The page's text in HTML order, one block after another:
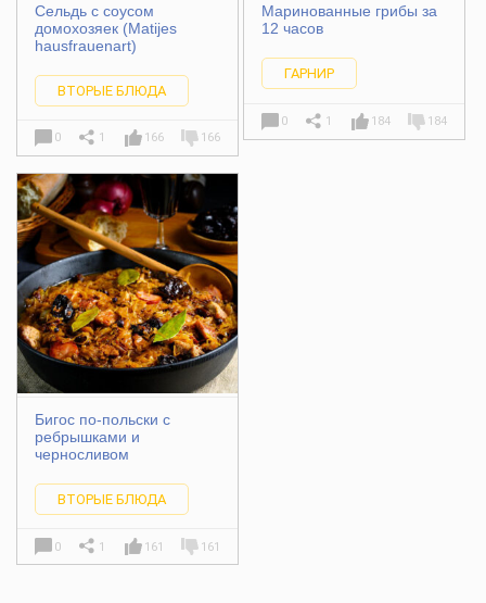
Сельдь с соусом
домохозяек (Matijes
hausfrauenart)
ВТОРЫЕ БЛЮДА
0 1 166 166
Маринованные грибы за
12 часов
ГАРНИР
0 1 184 184
Бигос по-польски с
ребрышками и
черносливом
ВТОРЫЕ БЛЮДА
0 1 161 161